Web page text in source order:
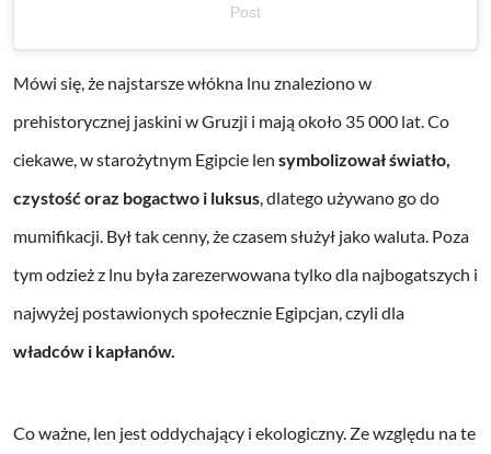
Post
Mówi się, że najstarsze włókna lnu znaleziono w
prehistorycznej jaskini w Gruzji i mają około 35 000 lat. Co
ciekawe, w starożytnym Egipcie len symbolizował światło,
czystość oraz bogactwo i luksus, dlatego używano go do
mumifikacji. Był tak cenny, że czasem służył jako waluta. Poza
tym odzież z lnu była zarezerwowana tylko dla najbogatszych i
najwyżej postawionych społecznie Egipcjan, czyli dla
władców i kapłanów.
Co ważne, len jest oddychający i ekologiczny. Ze względu na te